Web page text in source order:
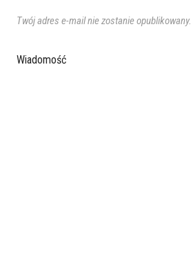
Twój adres e-mail nie zostanie opublikowany.
Wiadomość